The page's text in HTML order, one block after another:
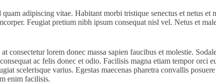
adipiscing vitae. Habitant morbi tristique senectus et netus et
Feugiat pretium nibh ipsum consequat nisl vel. Netus et
lorem donec massa sapien faucibus et molestie.
ac felis donec et odio. Facilisis magna etiam tempor orci
scelerisque varius. Egestas maecenas pharetra convallis
enim facilisis.